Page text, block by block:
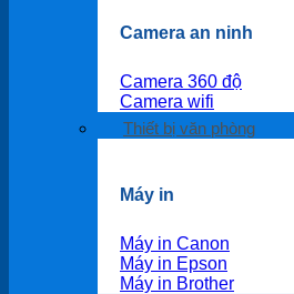
Camera an ninh
Camera 360 độ
Camera wifi
Thiết bị văn phòng
Máy in
Máy in Canon
Máy in Epson
Máy in Brother